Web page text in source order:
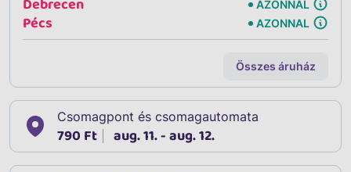
Debrecen AZONNAL
Pécs AZONNAL
Összes áruház
Csomagpont és csomagautomata
790 Ft aug. 11. - aug. 12.